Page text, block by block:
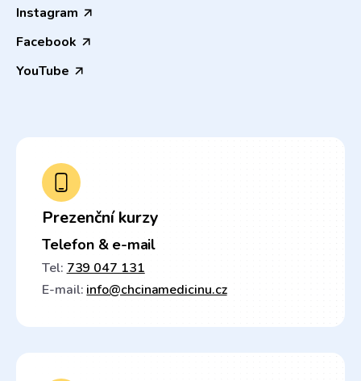
Instagram
Facebook
YouTube
Prezenční kurzy
Telefon & e-mail
Tel: 739 047 131
E-mail: info@chcinamedicinu.cz